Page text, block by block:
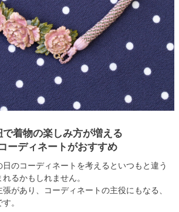
で着物の楽しみ方が増える
ーディネートがおすすめ
のコーディネートを考えるといつもと違う
るかもしれません。
があり、コーディネートの主役にもなる、
。